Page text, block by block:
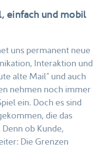
einfach und mobil
uns permanent neue
Interaktion und
alte Mail“ und auch
nehmen noch immer
ein. Doch es sind
die das
ob Kunde,
Die Grenzen